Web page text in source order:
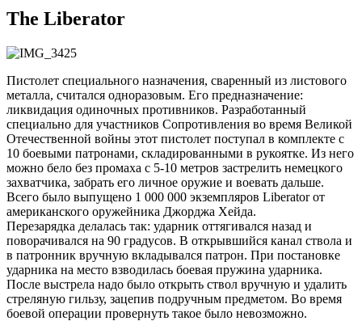
The Liberator
Пистолет специального назначения, сваренный из листового
металла, считался одноразовым. Его предназначение:
ликвидация одиночных противников. Разработанный
специально для участников Сопротивления во время Великой
Отечественной войны этот пистолет поступал в комплекте с
10 боевыми патронами, складированными в рукоятке. Из него
можно бело без промаха с 5-10 метров застрелить немецкого
захватчика, забрать его личное оружие и воевать дальше.
Всего было выпущено 1 000 000 экземпляров Liberator от
американского оружейника Джорджа Хейда.
Перезарядка делалась так: ударник оттягивался назад и
поворачивался на 90 градусов. В открывшийся канал ствола и
в патронник вручную вкладывался патрон. При постановке
ударника на место взводилась боевая пружина ударника.
После выстрела надо было открыть ствол вручную и удалить
стреляную гильзу, зацепив подручным предметом. Во время
боевой операции провернуть такое было невозможно.